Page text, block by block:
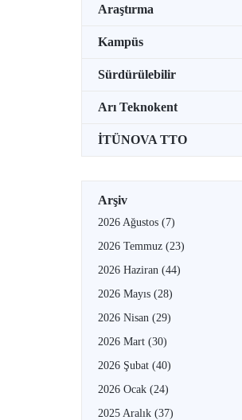
Araştırma
Kampüs
Sürdürülebilir
Arı Teknokent
İTÜNOVA TTO
Arşiv
2026 Ağustos (7)
2026 Temmuz (23)
2026 Haziran (44)
2026 Mayıs (28)
2026 Nisan (29)
2026 Mart (30)
2026 Şubat (40)
2026 Ocak (24)
2025 Aralık (37)